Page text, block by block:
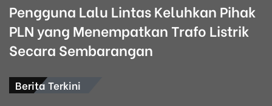
Pengguna Lalu Lintas Keluhkan Pihak
PLN yang Menempatkan Trafo Listrik
Secara Sembarangan
Berita Terkini